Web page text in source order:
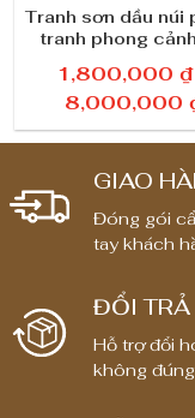
Tranh sơn dầu núi
tranh phong
1,800,000 ₫
8,000,000
GIAO
Đóng gói
tay khách
ĐỔI TRẢ
Hỗ trợ đổi
không